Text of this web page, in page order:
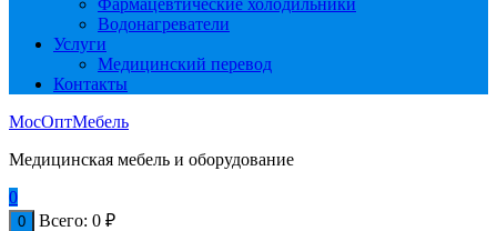
Фармацевтические холодильники
Водонагреватели
Услуги
Медицинский перевод
Контакты
МосОптМебель
Медицинская мебель и оборудование
0
0 Всего: 0 ₽